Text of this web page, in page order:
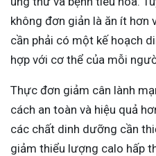
không đơn giản là ăn ít hơn
cần phải có một kế hoạch
hợp với cơ thể của mỗi
Thực đơn giảm cân lành
cách an toàn và hiệu quả
các chất dinh dưỡng cần
giảm thiểu lượng calo hấp